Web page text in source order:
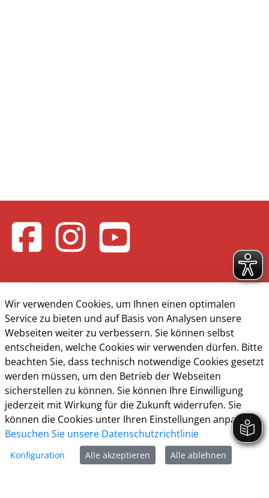
Kontakt & Öffnungzeiten
Presse
Impressum
Datenschutz
Barrierefreiheit
Cookie-Richtlinie
Wir verwenden Cookies, um Ihnen einen optimalen
Service zu bieten und auf Basis von Analysen unsere
Webseiten weiter zu verbessern. Sie können selbst
entscheiden, welche Cookies wir verwenden dürfen. Bitte
beachten Sie, dass technisch notwendige Cookies gesetzt
werden müssen, um den Betrieb der Webseiten
sicherstellen zu können. Sie können Ihre Einwilligung
jederzeit mit Wirkung für die Zukunft widerrufen. Sie
können die Cookies unter Ihren Einstellungen anpassen
Besuchen Sie unsere Datenschutzrichtlinie
Konfiguration Alle akzeptieren Alle ablehnen